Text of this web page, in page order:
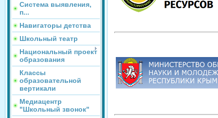
Система выявления,
п...
Навигаторы детства
Школьный театр
Национальный проект
образования
Классы
образовательной
вертикали
Медиацентр
"Школьный звонок"